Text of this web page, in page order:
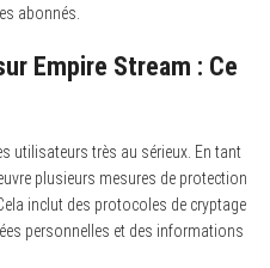
abonnés.
Empire Stream : Ce
utilisateurs très au sérieux. En tant
plusieurs mesures de protection
inclut des protocoles de cryptage
personnelles et des informations